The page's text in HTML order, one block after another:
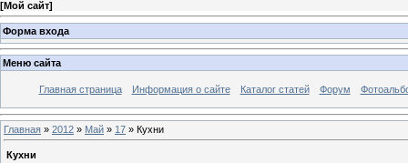
[Мой сайт]
Форма входа
Меню сайта
Главная страница Информация о сайте Каталог статей Форум
Главная » 2012 » Май » 17 » Кухни
Кухни